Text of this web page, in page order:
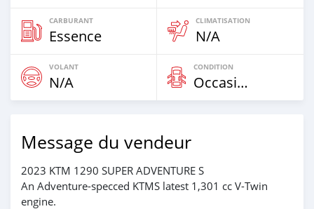
CARBURANT
Essence
CLIMATISATION
N/A
VOLANT
N/A
CONDITION
Occasion
Message du vendeur
2023 KTM 1290 SUPER ADVENTURE S
An Adventure-specced KTMS latest 1,301 cc V-Twin
engine.